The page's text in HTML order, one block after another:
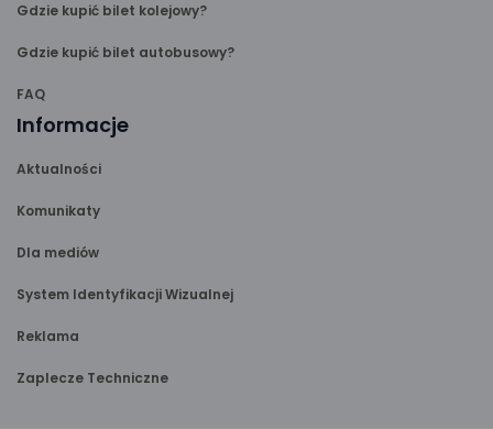
Gdzie kupić bilet kolejowy?
Gdzie kupić bilet autobusowy?
FAQ
Informacje
Aktualności
Komunikaty
Dla mediów
System Identyfikacji Wizualnej
Reklama
Zaplecze Techniczne